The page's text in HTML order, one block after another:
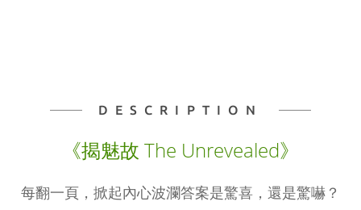
DESCRIPTION
《揭魅故 The Unrevealed》
每翻一頁，掀起內心波瀾答案是驚喜，還是驚嚇？